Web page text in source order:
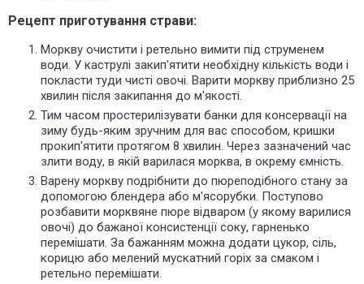
Рецепт приготування страви:
Моркву очистити і ретельно вимити під струменем
води. У каструлі закип'ятити необхідну кількість води і
покласти туди чисті овочі. Варити моркву приблизно 25
хвилин після закипання до м'якості.
Тим часом простерилізувати банки для консервації на
зиму будь-яким зручним для вас способом, кришки
прокип'ятити протягом 8 хвилин. Через зазначений час
злити воду, в якій варилася морква, в окрему ємність.
Варену моркву подрібнити до пюреподібного стану за
допомогою блендера або м'ясорубки. Поступово
розбавити морквяне пюре відваром (у якому варилися
овочі) до бажаної консистенції соку, гарненько
перемішати. За бажанням можна додати цукор, сіль,
корицю або мелений мускатний горіх за смаком і
ретельно перемішати.